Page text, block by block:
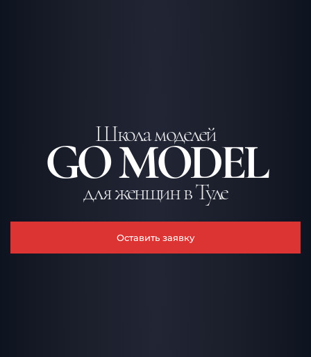
Школа моделей
GO MODEL
для женщин в Туле
Оставить заявку